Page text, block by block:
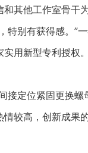
其他工作室骨干
特别有获得感。”
用新型专利授权
定位紧固更换螺
较高，创新成果